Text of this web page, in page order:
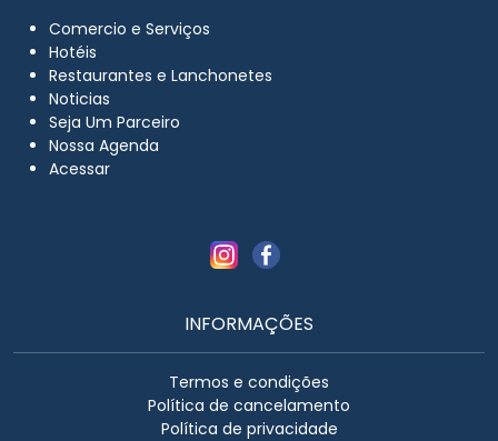
Comercio e Serviços
Hotéis
Restaurantes e Lanchonetes
Noticias
Seja Um Parceiro
Nossa Agenda
Acessar
INFORMAÇÕES
Termos e condições
Política de cancelamento
Política de privacidade